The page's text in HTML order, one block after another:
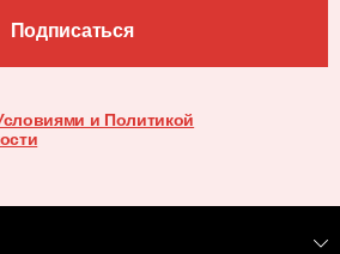
Подписаться
и Политикой